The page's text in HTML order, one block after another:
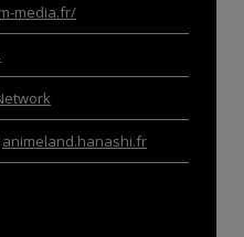
media.fr/
animeland.hanashi.fr